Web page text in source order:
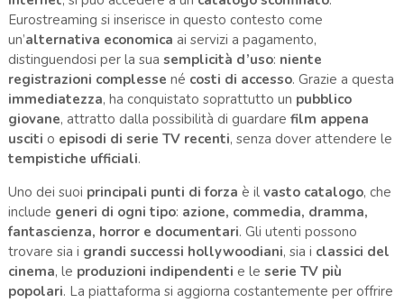
Eurostreaming si inserisce in questo contesto come
un’alternativa economica ai servizi a pagamento,
distinguendosi per la sua semplicità d’uso: niente
registrazioni complesse né costi di accesso. Grazie a questa
immediatezza, ha conquistato soprattutto un pubblico
giovane, attratto dalla possibilità di guardare film appena
usciti o episodi di serie TV recenti, senza dover attendere le
tempistiche ufficiali.
Uno dei suoi principali punti di forza è il vasto catalogo, che
include generi di ogni tipo: azione, commedia, dramma,
fantascienza, horror e documentari. Gli utenti possono
trovare sia i grandi successi hollywoodiani, sia i classici del
cinema, le produzioni indipendenti e le serie TV più
popolari. La piattaforma si aggiorna costantemente per offrire